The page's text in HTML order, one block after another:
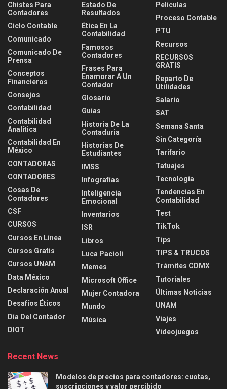
Chistes Para
Contadores
Ciclo Contable
Comunicado
Comunicado De
Prensa
Conceptos
Financieros
Consejos
Contabilidad
Contabilidad
Analítica
Contabilidad En
México
CONTADORAS
CONTADORES
Cosas De
Contadores
CSF
CURSOS
Cursos En Línea
Cursos Gratis
Cursos UNAM
Data México
Declaración Anual
Desafíos Éticos
Día Del Contador
DIOT
Estado De
Resultados
Ética En La
Contabilidad
Famosos
Contadores
Frases Para
Enamorar A Un
Contador
Glosario
Guías
Historia De La
Contaduria
Historias De
Estudiantes
IMSS
Infografías
Inteligencia
Emocional
Inventarios
ISR
Libros
Luca Pacioli
Memes
Microsoft Office
Mujer Contadora
Mundo
Música
Películas
Proceso Contable
PTU
Recursos
RECURSOS
GRATIS
Reparto De
Utilidades
Salario
SAT
Semana Santa
Sin Categoría
Tarifario
Tatuajes
Tecnología
Tendencias En
Contabilidad
Test
TikTok
Tips
TIPS & TRUCOS
Trámites CDMX
Tutoriales
Últimas Noticias
UNAM
Viajes
Videojuegos
Recent News
Modelos de precios para contadores: cuotas,
suscripciones y valor percibido